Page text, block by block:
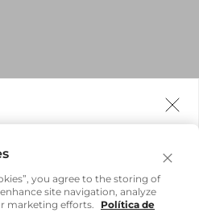
onde você estiver.
you agree to the storing of
site navigation, analyze
marketing efforts.
Política de